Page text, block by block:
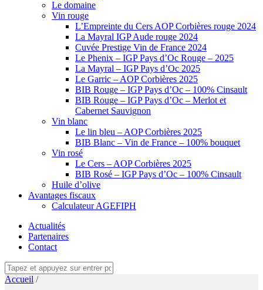
Le domaine
Vin rouge
L’Empreinte du Cers AOP Corbières rouge 2024
La Mayral IGP Aude rouge 2024
Cuvée Prestige Vin de France 2024
Le Phenix – IGP Pays d’Oc Rouge – 2025
La Mayral – IGP Pays d’Oc 2025
Le Garric – AOP Corbières 2025
BIB Rouge – IGP Pays d’Oc – 100% Cinsault
BIB Rouge – IGP Pays d’Oc – Merlot et
Cabernet Sauvignon
Vin blanc
Le lin bleu – AOP Corbières 2025
BIB Blanc – Vin de France – 100% bouquet
Vin rosé
Le Cers – AOP Corbières 2025
BIB Rosé – IGP Pays d’Oc – 100% Cinsault
Huile d’olive
Avantages fiscaux
Calculateur AGEFIPH
Actualités
Partenaires
Contact
Accueil /